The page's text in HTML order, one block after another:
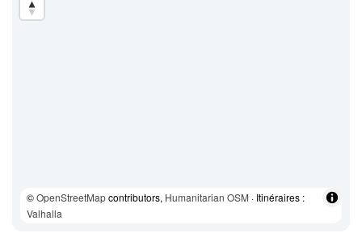
©OpenStreetMapcontributors, Humanitarian OSM · Itinéraires :
Valhalla